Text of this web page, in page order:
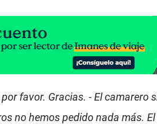
favor. Gracias. - El camarero
no hemos pedido nada más.